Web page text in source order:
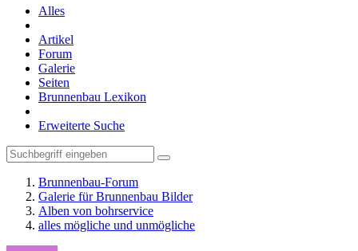
Alles
Artikel
Forum
Galerie
Seiten
Brunnenbau Lexikon
Erweiterte Suche
Brunnenbau-Forum
Galerie für Brunnenbau Bilder
Alben von bohrservice
alles mögliche und unmögliche